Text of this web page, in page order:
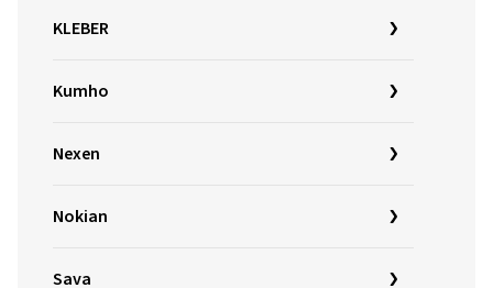
KLEBER
Kumho
Nexen
Nokian
Sava